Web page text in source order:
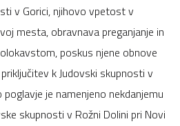
v Gorici, njihovo vpetost v
mesta, obravnava preganjanje in
poskus njene obnove
k Judovski skupnosti v
je namenjeno nekdanjemu
skupnosti v Rožni Dolini pri Novi